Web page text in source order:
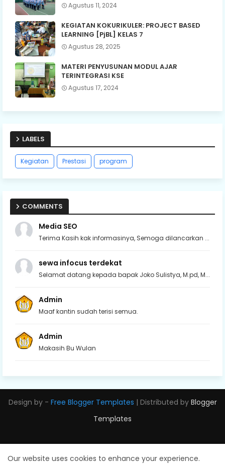
Agustus 11, 2024
KEGIATAN KOKURIKULER: PROJECT BASED
LEARNING [PjBL] KELAS 7
Agustus 28, 2025
MATERI PENYUSUNAN MODUL AJAR
TERINTEGRASI KSE
Agustus 17, 2024
LABELS
Kegiatan Prestasi program
COMMENTS
Media SEO
Terima Kasih kak informasinya, Semoga dilancarkan ...
sewa infocus terdekat
Selamat datang kepada bapak Joko Sulistya, M.pd, M...
Admin
Maaf kantin sudah terisi semua.
Admin
Makasih Bu Wulan
Design by - Free Blogger Templates | Distributed by Blogger
Templates
Our website uses cookies to enhance your experience.